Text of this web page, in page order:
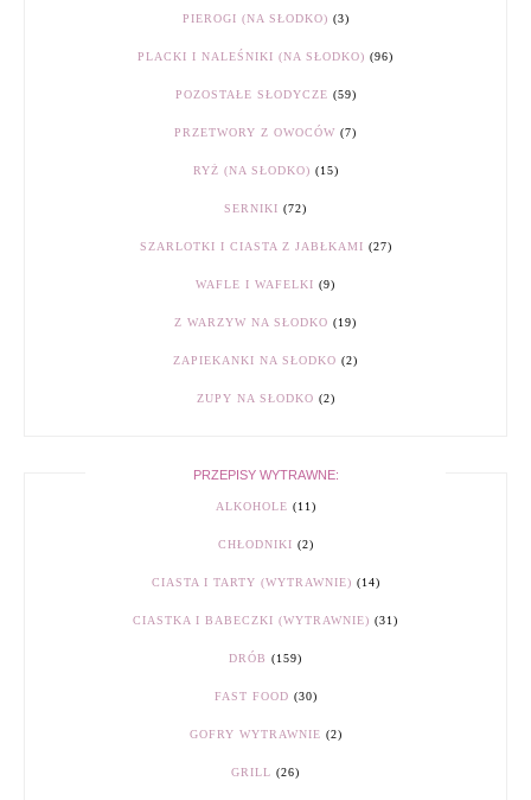
PIEROGI (NA SŁODKO) (3)
PLACKI I NALEŚNIKI (NA SŁODKO) (96)
POZOSTAŁE SŁODYCZE (59)
PRZETWORY Z OWOCÓW (7)
RYŻ (NA SŁODKO) (15)
SERNIKI (72)
SZARLOTKI I CIASTA Z JABŁKAMI (27)
WAFLE I WAFELKI (9)
Z WARZYW NA SŁODKO (19)
ZAPIEKANKI NA SŁODKO (2)
ZUPY NA SŁODKO (2)
PRZEPISY WYTRAWNE:
ALKOHOLE (11)
CHŁODNIKI (2)
CIASTA I TARTY (WYTRAWNIE) (14)
CIASTKA I BABECZKI (WYTRAWNIE) (31)
DRÓB (159)
FAST FOOD (30)
GOFRY WYTRAWNIE (2)
GRILL (26)